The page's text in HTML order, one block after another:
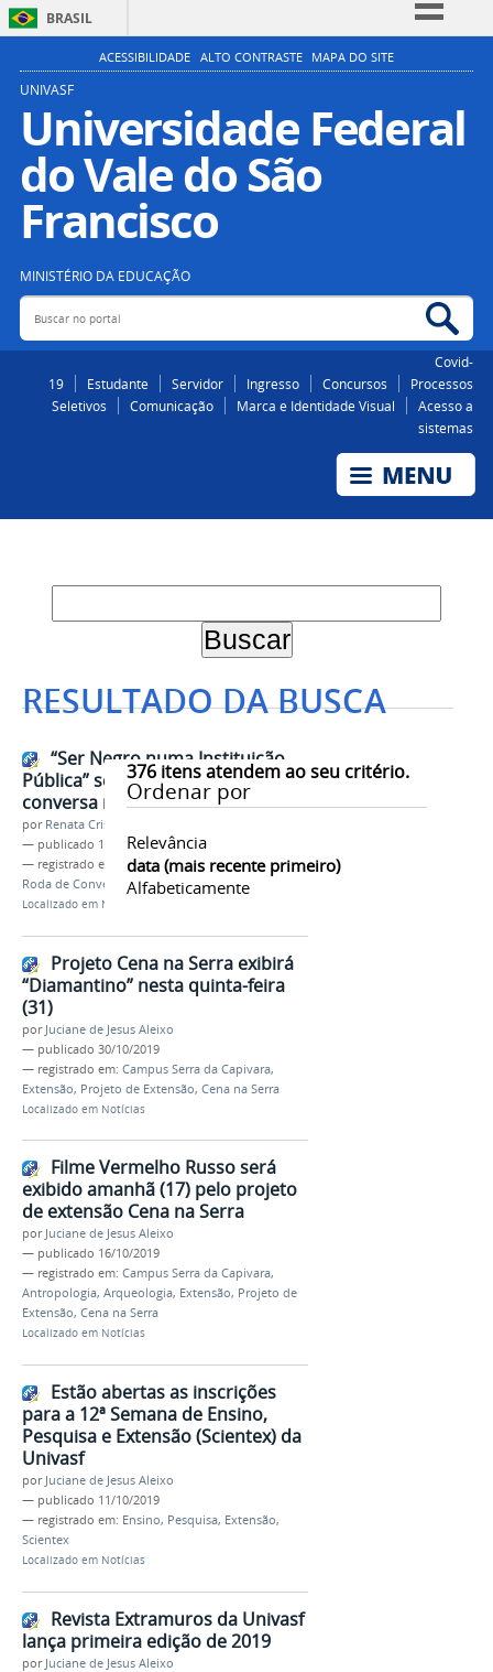
BRASIL
Simplifique!
Participe
Acesso à informação
Legislação
ACESSIBILIDADE ALTO CONTRASTE MAPA DO SITE
UNIVASF
Universidade Federal
do Vale do São
Francisco
MINISTÉRIO DA EDUCAÇÃO
Buscar no portal
Covid-
19
Estudante Servidor Ingresso Concursos
Processos
Seletivos
Comunicação Marca e Identidade Visual
Acesso a
sistemas
RESULTADO DA BUSCA
376itens atendem ao seu critério.
Ordenar por
Relevância
data (mais recente primeiro)
Alfabeticamente
“Ser Negro numa Instituição
Pública” será tema de roda de
conversa na Univasf
por Renata Cristina de Sá Barreto Freitas
— publicado 11/11/2019
— registrado em:
Neafrar ,Consciência Negra,
Roda de Conversa
,Extensão,Campus Sede
Localizado em Notícias
Projeto Cena na Serra exibirá
“Diamantino” nesta quinta-feira
(31)
por Juciane de Jesus Aleixo
— publicado 30/10/2019
— registrado em: Campus Serra da Capivara,
Extensão, Projeto de Extensão, Cena na Serra
Localizado em Notícias
Filme Vermelho Russo será
exibido amanhã (17) pelo projeto
de extensão Cena na Serra
por Juciane de Jesus Aleixo
— publicado 16/10/2019
— registrado em: Campus Serra da Capivara,
Antropologia, Arqueologia, Extensão, Projeto de
Extensão, Cena na Serra
Localizado em Notícias
Estão abertas as inscrições
para a 12ª Semana de Ensino,
Pesquisa e Extensão (Scientex) da
Univasf
por Juciane de Jesus Aleixo
— publicado 11/10/2019
— registrado em: Ensino, Pesquisa, Extensão,
Scientex
Localizado em Notícias
Revista Extramuros da Univasf
lança primeira edição de 2019
por Juciane de Jesus Aleixo